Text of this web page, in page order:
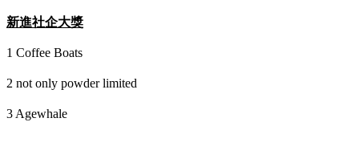
新進社企大獎
1 Coffee Boats
2 not only powder limited
3 Agewhale